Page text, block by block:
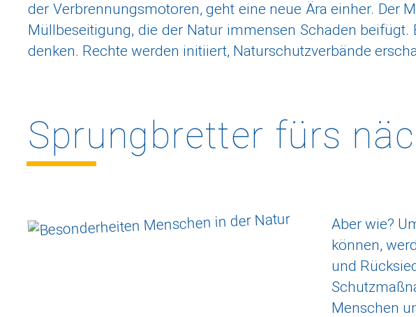
der Verbrennungsmotoren, geht eine neue Ära einher. Der
Müllbeseitigung, die der Natur immensen Schaden
denken. Rechte werden initiiert, Naturschutzverbände
Sprungbretter fürs
Aber wie?
können,
und
Menschen